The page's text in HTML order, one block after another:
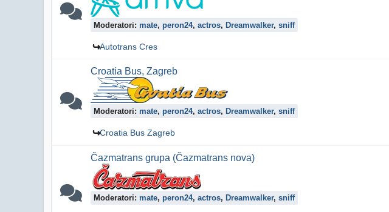
Moderatori: mate, peron24, actros, Dreamwalker, sniff
Autotrans Cres
Croatia Bus, Zagreb
Moderatori: mate, peron24, actros, Dreamwalker, sniff
Croatia Bus Zagreb
Čazmatrans grupa (Čazmatrans nova)
Moderatori: mate, peron24, actros, Dreamwalker, sniff